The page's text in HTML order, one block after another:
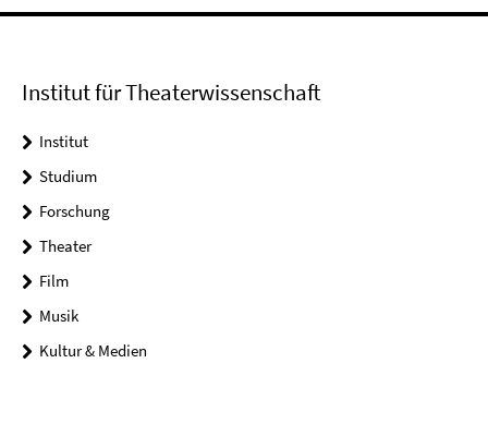
Institut für Theaterwissenschaft
Institut
Studium
Forschung
Theater
Film
Musik
Kultur & Medien